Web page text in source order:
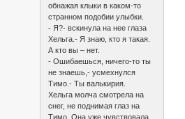
обнажая клыки в каком-то
странном подобии улыбки.
- Я?- вскинула на нее глаза
Хельга.- Я знаю, кто я такая.
А кто вы – нет.
- Ошибаешься, ничего-то ты
не знаешь,- усмехнулся
Тимо.- Ты валькирия.
Хельга молча смотрела на
снег, не поднимая глаз на
Тимо. Она уже чувствовала,